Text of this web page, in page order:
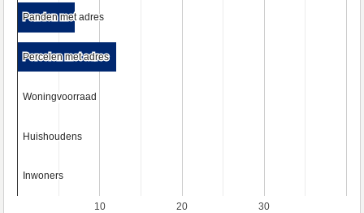
10 20 30
Panden met adres
Panden met adres
Percelen met adres
Percelen met adres
Woningvoorraad
Woningvoorraad
Huishoudens
Huishoudens
Inwoners
Inwoners